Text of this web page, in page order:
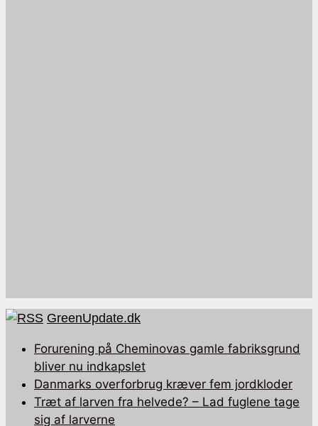
GreenUpdate.dk
Forurening på Cheminovas gamle fabriksgrund
bliver nu indkapslet
Danmarks overforbrug kræver fem jordkloder
Træt af larven fra helvede? – Lad fuglene tage
sig af larverne